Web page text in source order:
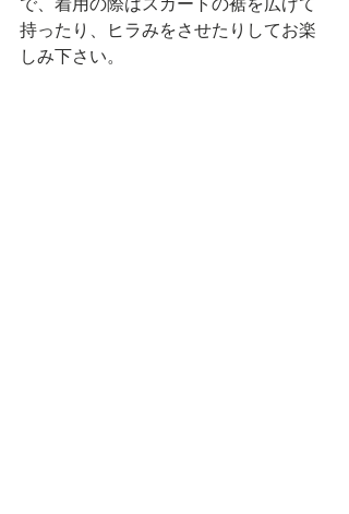
持ったり、ヒラみをさせたりしてお楽
しみ下さい。